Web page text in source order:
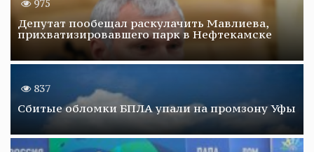
975
Депутат пообещал раскулачить Мавлиева,
прихватизировавшего парк в Нефтекамске
837
Сбитые обломки БПЛА упали на промзону Уфы